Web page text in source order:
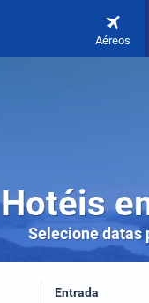
Aéreos
Hotéis
Selecione datas
Entrada